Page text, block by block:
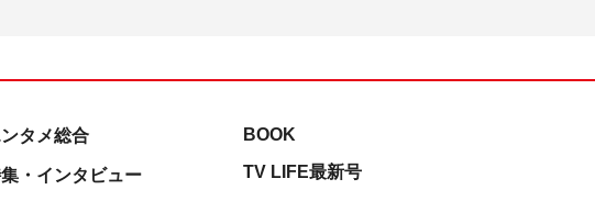
タメ総合
・インタビュー
BOOK
TV LIFE最新号